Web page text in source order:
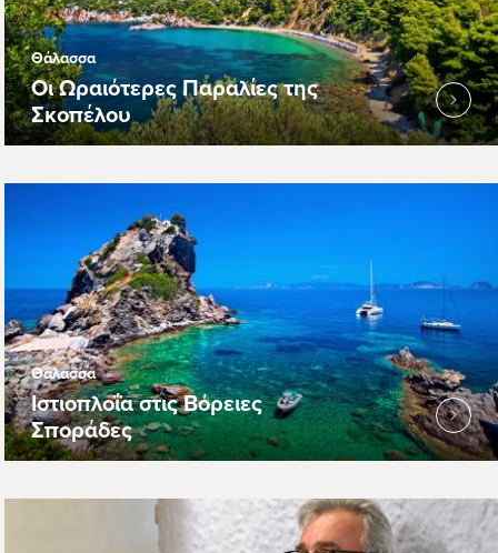
Θάλασσα
Οι Ωραιότερες Παραλίες της
Σκοπέλου
Θάλασσα
Ιστιοπλοΐα στις Βόρειες
Σποράδες